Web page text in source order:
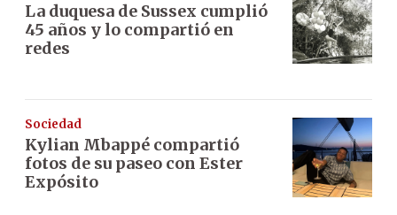
La duquesa de Sussex cumplió
45 años y lo compartió en
redes
Sociedad
Kylian Mbappé compartió
fotos de su paseo con Ester
Expósito